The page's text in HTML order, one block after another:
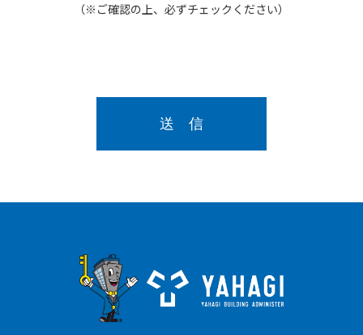
（※ご確認の上、必ずチェックください）